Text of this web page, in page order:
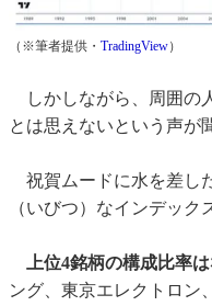
（※筆者提供・ TradingView）
しかしながら、周囲の
とは思えないという声が
祝賀ムードに水を差し
（いびつ）なインデック
上位4銘柄の構成比率は
ング、東京エレクトロン